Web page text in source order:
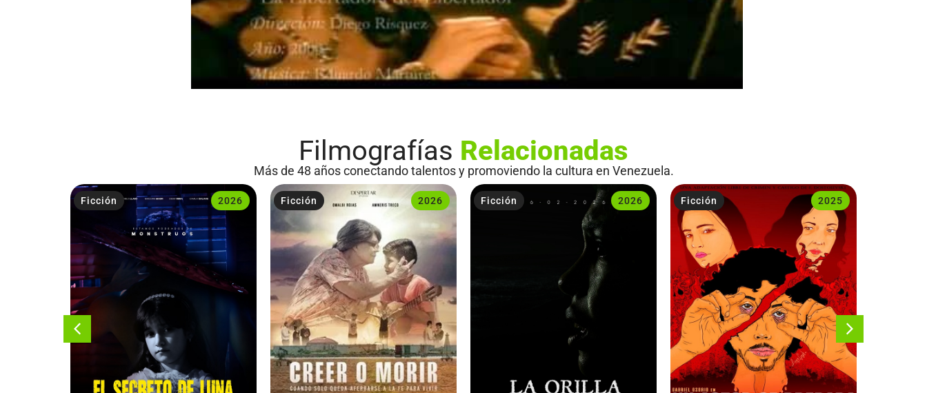
Filmografías Relacionadas
Más de 48 años conectando talentos y promoviendo la cultura en Venezuela.
2026
Ficción 2026
Ficción 2026
Ficción 2025
Ficción